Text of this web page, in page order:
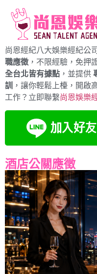
尚恩經紀八大娛樂經紀公
職應徵 ，不限經驗，免押
全台北皆有據點 ，並提供
訓
，讓你輕鬆上檯，開啟
工作？立即聯繫尚恩娛樂
酒店公關應徵